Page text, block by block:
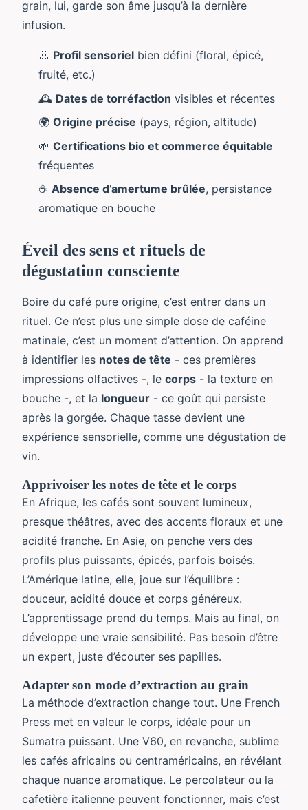
grain, lui, garde son âme jusqu’à la dernière
infusion.
👃 Profil sensoriel bien défini (floral, épicé,
fruité, etc.)
🕰️ Dates de torréfaction visibles et récentes
🌍 Origine précise (pays, région, altitude)
🌱 Certifications bio et commerce équitable
fréquentes
☕ Absence d’amertume brûlée, persistance
aromatique en bouche
Éveil des sens et rituels de
dégustation consciente
Boire du café pure origine, c’est entrer dans un
rituel. Ce n’est plus une simple dose de caféine
matinale, c’est un moment d’attention. On apprend
à identifier les notes de tête - ces premières
impressions olfactives -, le corps - la texture en
bouche -, et la longueur - ce goût qui persiste
après la gorgée. Chaque tasse devient une
expérience sensorielle, comme une dégustation de
vin.
Apprivoiser les notes de tête et le corps
En Afrique, les cafés sont souvent lumineux,
presque théâtres, avec des accents floraux et une
acidité franche. En Asie, on penche vers des
profils plus puissants, épicés, parfois boisés.
L’Amérique latine, elle, joue sur l’équilibre :
douceur, acidité douce et corps généreux.
L’apprentissage prend du temps. Mais au final, on
développe une vraie sensibilité. Pas besoin d’être
un expert, juste d’écouter ses papilles.
Adapter son mode d’extraction au grain
La méthode d’extraction change tout. Une French
Press met en valeur le corps, idéale pour un
Sumatra puissant. Une V60, en revanche, sublime
les cafés africains ou centraméricains, en révélant
chaque nuance aromatique. Le percolateur ou la
cafetière italienne peuvent fonctionner, mais c’est